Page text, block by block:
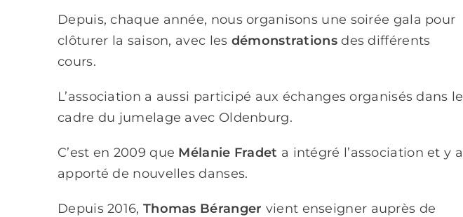
Depuis, chaque année, nous organisons une soirée gala pour
clôturer la saison, avec les démonstrationsdes différents
cours.
L’association a aussi participé aux échanges organisés dans le
cadre du jumelage avec Oldenburg.
C’est en 2009 que Mélanie Fradet a intégré l’association et y a
apporté de nouvelles danses.
Depuis 2016, Thomas Béranger vient enseigner auprès de